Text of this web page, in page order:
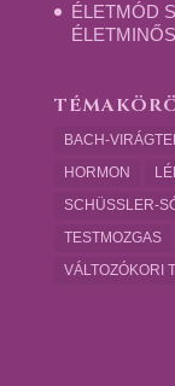
ÉLETMÓD
BACH-
HORMON
SCHÜSSLER-
TESTMOZGAS
VÁLTOZÓKORI